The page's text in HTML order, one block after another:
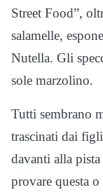
Street Food”,
salamelle,
Nutella. Gli
sole marzolino.
Tutti sembrano
trascinati dai
davanti alla
provare questa